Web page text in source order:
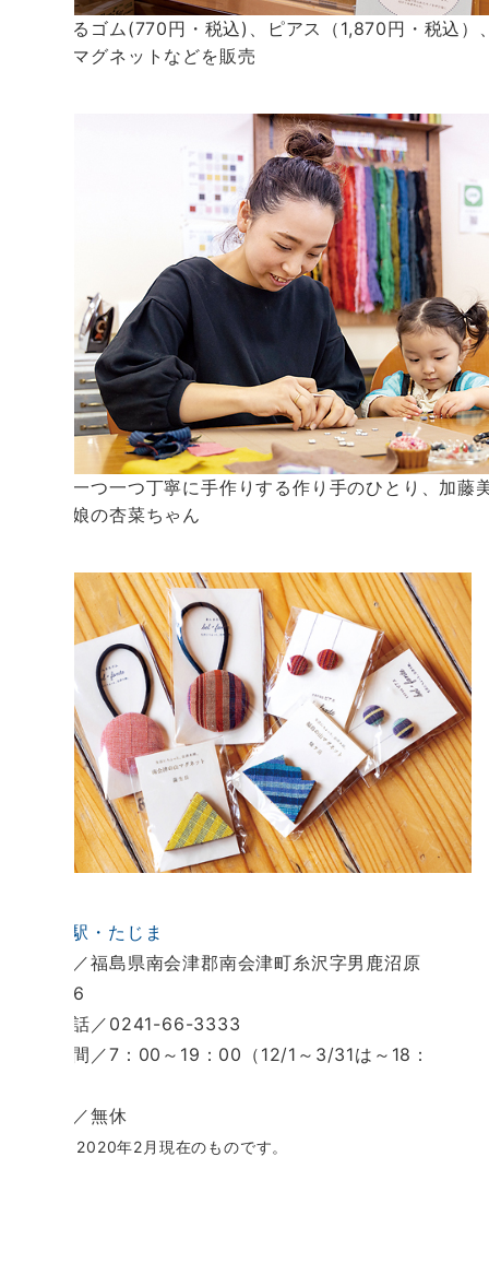
まんまるゴム(770円・税込)、ピアス（1,870円・税込）
ング、マグネットなどを販売
工房で一つ一つ丁寧に手作りする作り手のひとり、加藤
んと愛娘の杏菜ちゃん
道の駅・たじま
所在地／福島県南会津郡南会津町糸沢字男鹿沼原
3242-6
電 話／0241-66-3333
営業時間／7：00～19：00（12/1～3/31は～18：
定休日／無休
※情報は2020年2月現在のものです。